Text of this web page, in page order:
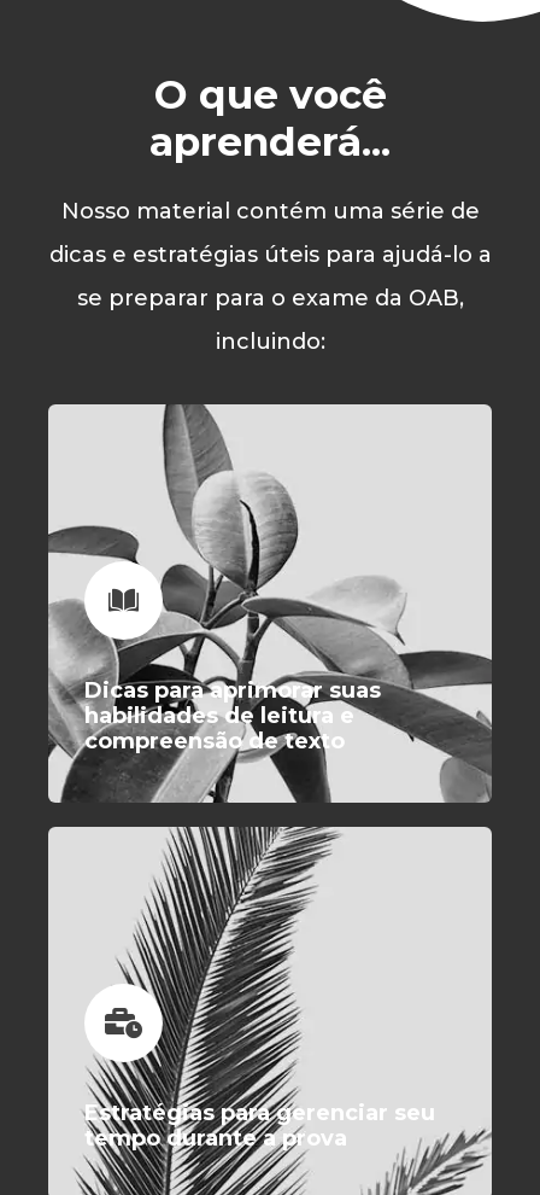
O que você
aprenderá...
Nosso material contém uma série de
dicas e estratégias úteis para ajudá-lo a
se preparar para o exame da OAB,
incluindo:
Dicas para aprimorar suas
habilidades de leitura e
compreensão de texto
Estratégias para gerenciar seu
tempo durante a prova